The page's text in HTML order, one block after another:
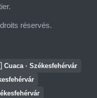
réservés.
Cuaca · Székesfehérvár